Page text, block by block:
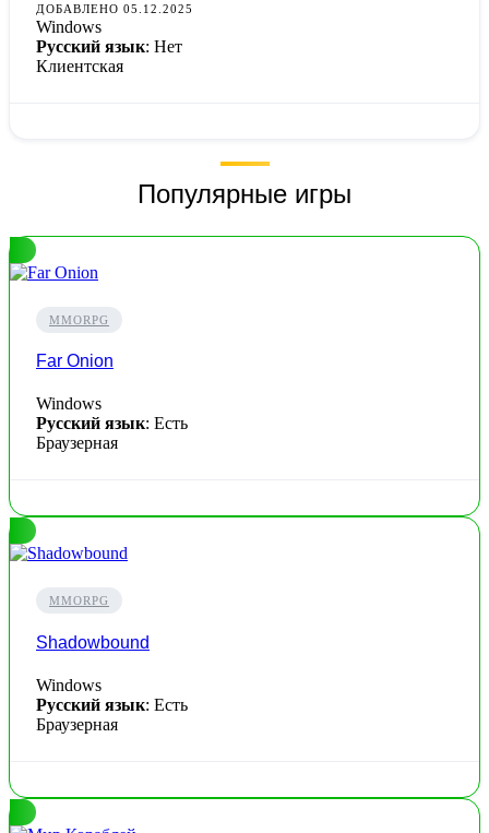
ДОБАВЛЕНО 05.12.2025
Windows
Русский язык: Нет
Клиентская
Популярные игры
MMORPG
Far Onion
Windows
Русский язык: Есть
Браузерная
MMORPG
Shadowbound
Windows
Русский язык: Есть
Браузерная